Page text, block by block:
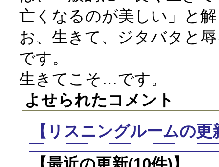
亡くなるのが美しい」と
お、生きて、ジタバタと
です。
生きてこそ…です。
よせられたコメント
【リスニングルームの更